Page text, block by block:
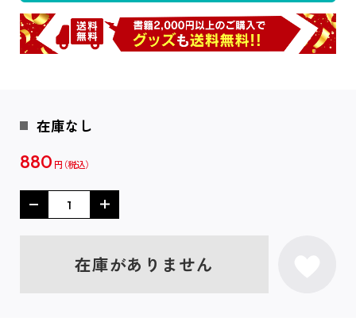
在庫なし
880 円
在庫がありません